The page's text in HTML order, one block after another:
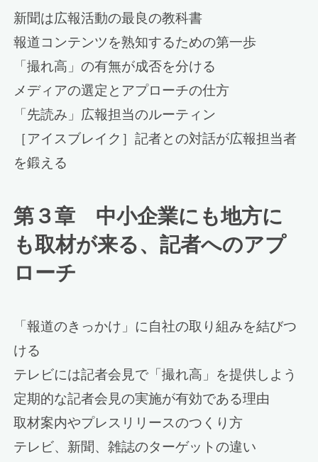
新聞は広報活動の最良の教科書
報道コンテンツを熟知するための第一歩
「撮れ高」の有無が成否を分ける
メディアの選定とアプローチの仕方
「先読み」広報担当のルーティン
［アイスブレイク］記者との対話が広報担当者
を鍛える
第３章 中小企業にも地方に
も取材が来る、記者へのアプ
ローチ
「報道のきっかけ」に自社の取り組みを結びつ
ける
テレビには記者会見で「撮れ高」を提供しよう
定期的な記者会見の実施が有効である理由
取材案内やプレスリリースのつくり方
テレビ、新聞、雑誌のターゲットの違い